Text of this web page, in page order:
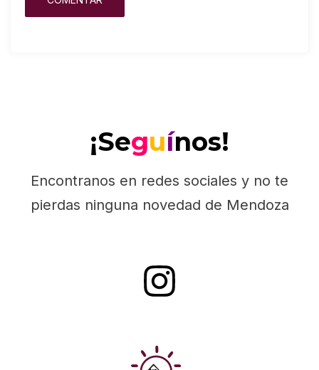
¡Seguínos!
Encontranos en redes sociales y no te
pierdas ninguna novedad de Mendoza